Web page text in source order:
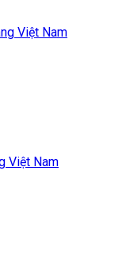
Việt Nam
Việt Nam